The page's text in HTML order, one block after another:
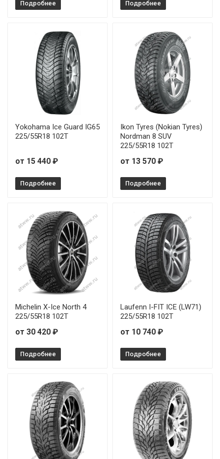
Подробнее Подробнее
Yokohama Ice Guard IG65
225/55R18 102T
от 15 440 ₽
Подробнее
Ikon Tyres (Nokian Tyres)
Nordman 8 SUV
225/55R18 102T
от 13 570 ₽
Подробнее
Michelin X-Ice North 4
225/55R18 102T
от 30 420 ₽
Подробнее
Laufenn I-FIT ICE (LW71)
225/55R18 102T
от 10 740 ₽
Подробнее